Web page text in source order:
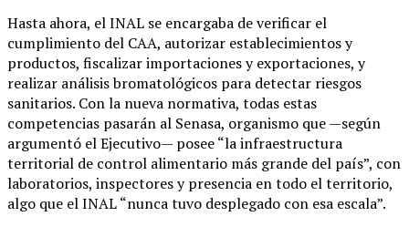
Hasta ahora, el INAL se encargaba de verificar el
cumplimiento del CAA, autorizar establecimientos y
productos, fiscalizar importaciones y exportaciones, y
realizar análisis bromatológicos para detectar riesgos
sanitarios. Con la nueva normativa, todas estas
competencias pasarán al Senasa, organismo que —según
argumentó el Ejecutivo— posee “la infraestructura
territorial de control alimentario más grande del país”, con
laboratorios, inspectores y presencia en todo el territorio,
algo que el INAL “nunca tuvo desplegado con esa escala”.